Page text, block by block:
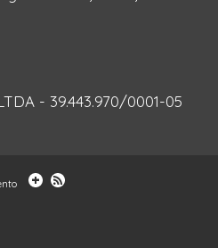
- 39.443.970/0001-05